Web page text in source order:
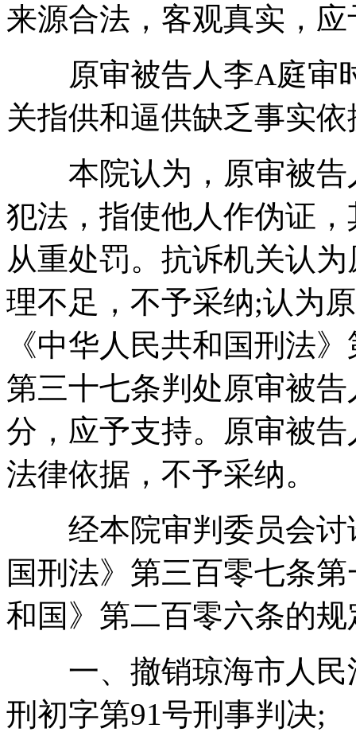
来源合法，客观真实，
原审被告人李A庭审
关指供和逼供缺乏事实
本院认为，原审被告
犯法，指使他人作伪证
从重处罚。抗诉机关认
理不足，不予采纳;认为
《中华人民共和国刑法
第三十七条判处原审被
分，应予支持。原审被
法律依据，不予采纳。
经本院审判委员会讨
国刑法》第三百零七条
和国》第二百零六条的
一、撤销琼海市人民
刑初字第91号刑事判决;